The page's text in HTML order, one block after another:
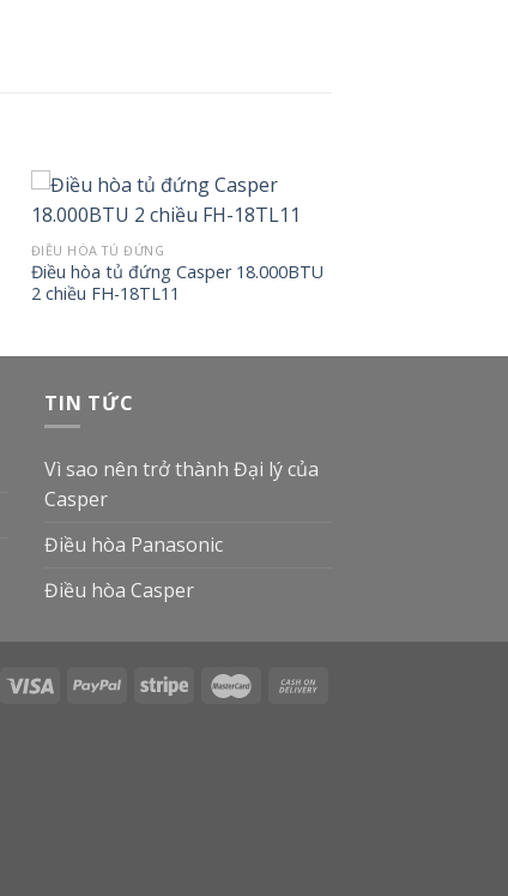
ĐIỀU HÒA TỦ ĐỨNG
Điều hòa tủ đứng Casper 18.000BTU
2 chiều FH-18TL11
TIN TỨC
Vì sao nên trở thành Đại lý của
Casper
Điều hòa Panasonic
Điều hòa Casper